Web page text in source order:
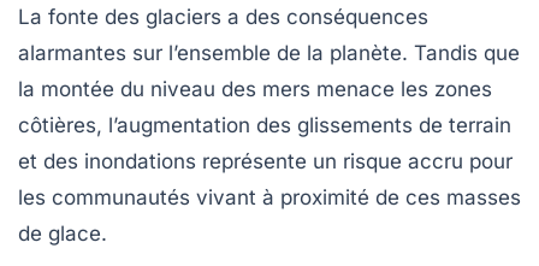
La fonte des glaciers a des conséquences
alarmantes sur l’ensemble de la planète. Tandis que
la montée du niveau des mers menace les zones
côtières, l’augmentation des glissements de terrain
et des inondations représente un risque accru pour
les communautés vivant à proximité de ces masses
de glace.